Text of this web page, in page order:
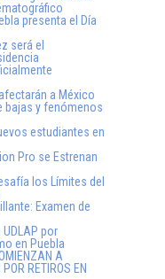
presenta el Día
será el
a México
bajas y fenómenos
estudiantes en
Pro se Estrenan
los Límites del
Examen de
por
en Puebla
A
RETIROS EN